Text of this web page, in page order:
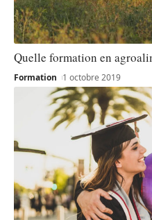
Quelle formation en
Formation 1 octobre 2019